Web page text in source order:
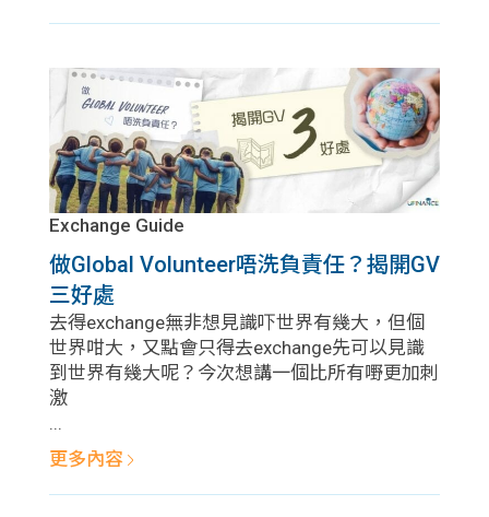
Exchange Guide
做Global Volunteer唔洗負責任？揭開GV
三好處
去得exchange無非想見識吓世界有幾大，但個
世界咁大，又點會只得去exchange先可以見識
到世界有幾大呢？今次想講一個比所有嘢更加刺
激
...
更多內容